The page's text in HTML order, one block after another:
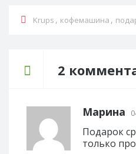
Krups , кофемашина ,
2
Марина
Подарок
только